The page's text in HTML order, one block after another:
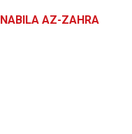
NABILA AZ-ZAHRA